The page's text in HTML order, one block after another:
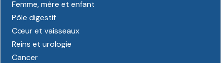
Femme, mère et enfant
Pôle digestif
Cœur et vaisseaux
Reins et urologie
Cancer